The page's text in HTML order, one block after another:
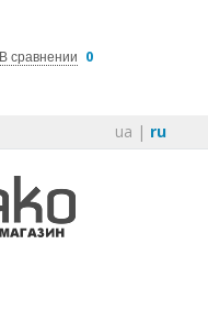
В сравнении 0
ua | ru